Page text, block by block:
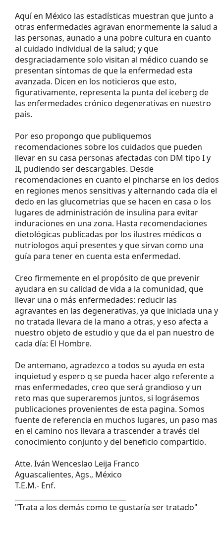
Aquí en México las estadísticas muestran que junto a
otras enfermedades agravan enormemente la salud a
las personas, aunado a una pobre cultura en cuanto
al cuidado individual de la salud; y que
desgraciadamente solo visitan al médico cuando se
presentan síntomas de que la enfermedad esta
avanzada. Dicen en los noticieros que esto,
figurativamente, representa la punta del iceberg de
las enfermedades crónico degenerativas en nuestro
país.
Por eso propongo que publiquemos
recomendaciones sobre los cuidados que pueden
llevar en su casa personas afectadas con DM tipo I y
II, pudiendo ser descargables. Desde
recomendaciones en cuanto el pincharse en los dedos
en regiones menos sensitivas y alternando cada día el
dedo en las glucometrias que se hacen en casa o los
lugares de administración de insulina para evitar
induraciones en una zona. Hasta recomendaciones
dietológicas publicadas por los ilustres médicos o
nutriologos aquí presentes y que sirvan como una
guía para tener en cuenta esta enfermedad.
Creo firmemente en el propósito de que prevenir
ayudara en su calidad de vida a la comunidad, que
llevar una o más enfermedades: reducir las
agravantes en las degenerativas, ya que iniciada una y
no tratada llevara de la mano a otras, y eso afecta a
nuestro objeto de estudio y que da el pan nuestro de
cada día: El Hombre.
De antemano, agradezco a todos su ayuda en esta
inquietud y espero q se pueda hacer algo referente a
mas enfermedades, creo que será grandioso y un
reto mas que superaremos juntos, si lográsemos
publicaciones provenientes de esta pagina. Somos
fuente de referencia en muchos lugares, un paso mas
en el camino nos llevara a trascender a través del
conocimiento conjunto y del beneficio compartido.
Atte. Iván Wenceslao Leija Franco
Aguascalientes, Ags., México
T.E.M.- Enf.
"Trata a los demás como te gustaría ser tratado"